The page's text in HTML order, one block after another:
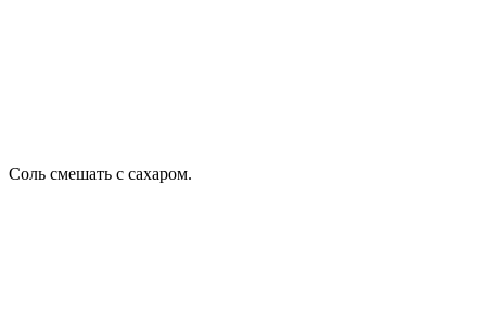
Соль смешать с сахаром.